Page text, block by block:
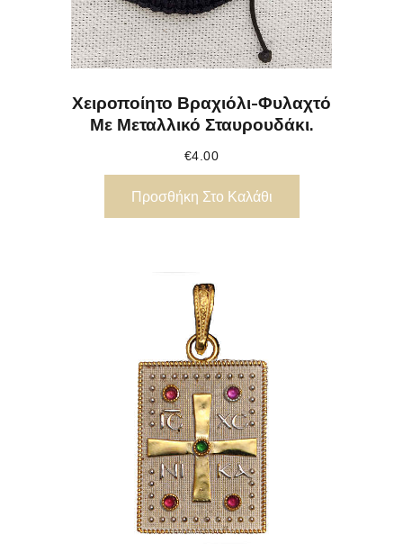
Χειροποίητο Βραχιόλι-Φυλαχτό
Με Μεταλλικό Σταυρουδάκι.
€4.00
Προσθήκη Στο Καλάθι